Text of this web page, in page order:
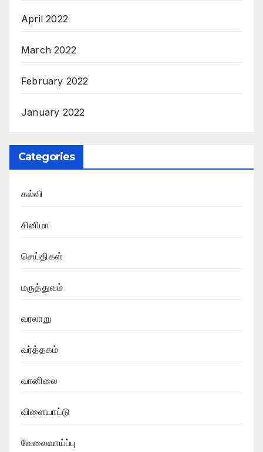
April 2022
March 2022
February 2022
January 2022
Categories
கல்வி
சினிமா
செய்திகள்
மருத்துவம்
வரலாறு
வர்த்தகம்
வானிலை
விளையாட்டு
வேலைவாய்ப்பு